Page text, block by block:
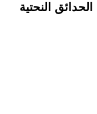
النحتية